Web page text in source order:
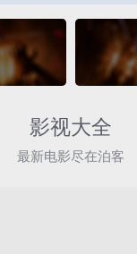
影视大全
最新电影尽在泊客